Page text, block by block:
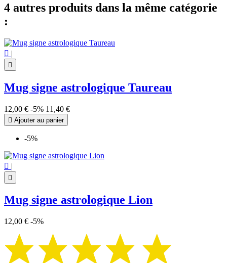
4 autres produits dans la même catégorie
:
 |

Mug signe astrologique Taureau
12,00 € -5% 11,40 €
 Ajouter au panier
-5%
 |

Mug signe astrologique Lion
12,00 € -5%